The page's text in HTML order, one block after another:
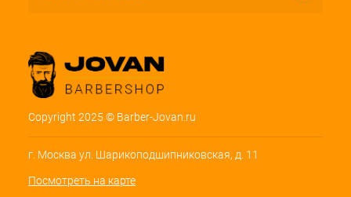
Copyright 2025 © Barber-Jovan.ru
г. Москва ул. Шарикоподшипниковская, д. 11
Посмотреть на карте